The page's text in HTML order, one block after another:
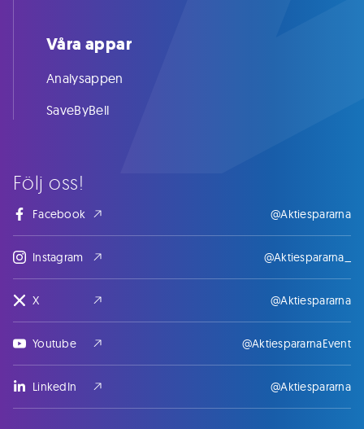
Följ oss!
Facebook @Aktiespararna
Instagram @Aktiespararna_
X @Aktiespararna
Youtube @AktiespararnaEvent
LinkedIn @Aktiespararna
Våra appar
Analysappen
SaveByBell